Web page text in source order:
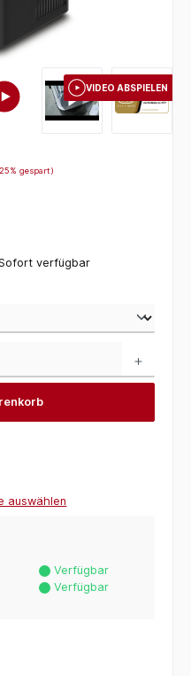
VIDEO ABSPIELEN
gespart)
verfügbar
auswählen
Verfügbar
Verfügbar